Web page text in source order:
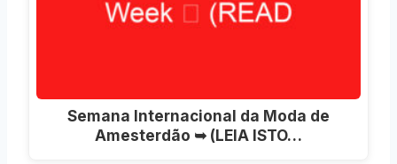
Semana Internacional da Moda de
Amesterdão ➥ (LEIA ISTO…